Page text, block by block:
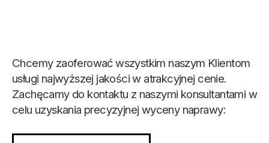
Chcemy zaoferować wszystkim naszym Klientom
usługi najwyższej jakości w atrakcyjnej cenie.
Zachęcamy do kontaktu z naszymi konsultantami w
celu uzyskania precyzyjnej wyceny naprawy: